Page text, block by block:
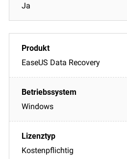
Ja
EaseUS Data Recovery
Windows
Kostenpflichtig